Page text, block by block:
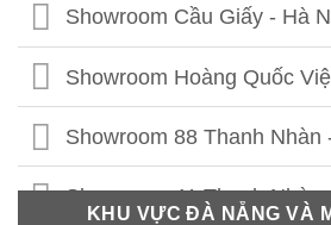
Showroom Cầu Giấy - Hà
Showroom Hoàng Quốc
Showroom 88 Thanh Nhàn
Showroom 41 Thanh Nhàn
KHU VỰC ĐÀ NẴNG VÀ